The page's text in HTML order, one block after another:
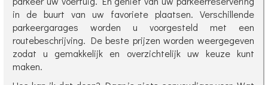
in de buurt van uw favoriete plaatsen. Verschillende
parkeergarages worden u voorgesteld met een
routebeschrijving. De beste prijzen worden weergegeven
zodat u gemakkelijk en overzichtelijk uw keuze kunt
maken.